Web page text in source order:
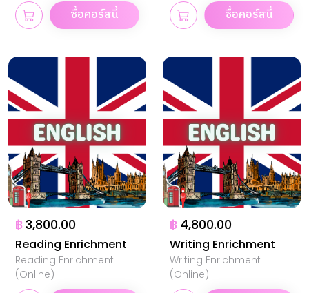
ซื้อคอร์สนี้ ซื้อคอร์สนี้
฿3,800.00
Reading Enrichment
Reading Enrichment
(Online)
฿ 4,800.00
Writing Enrichment
Writing Enrichment
(Online)